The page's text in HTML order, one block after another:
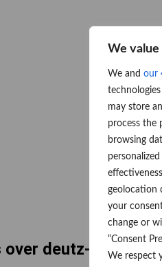
We
We and our
may store
process the
browsing
geolocation
your
change or
“Consent
We respect
over deutz-fahr